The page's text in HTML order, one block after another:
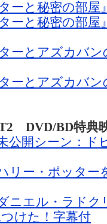
ーと秘密の部屋
ーと秘密の部屋
ーとアズカバ
ーとアズカバ
DVD/BD特典
公開シーン：ド
リー・ポッター
ニエル・ラド
けた！字幕付